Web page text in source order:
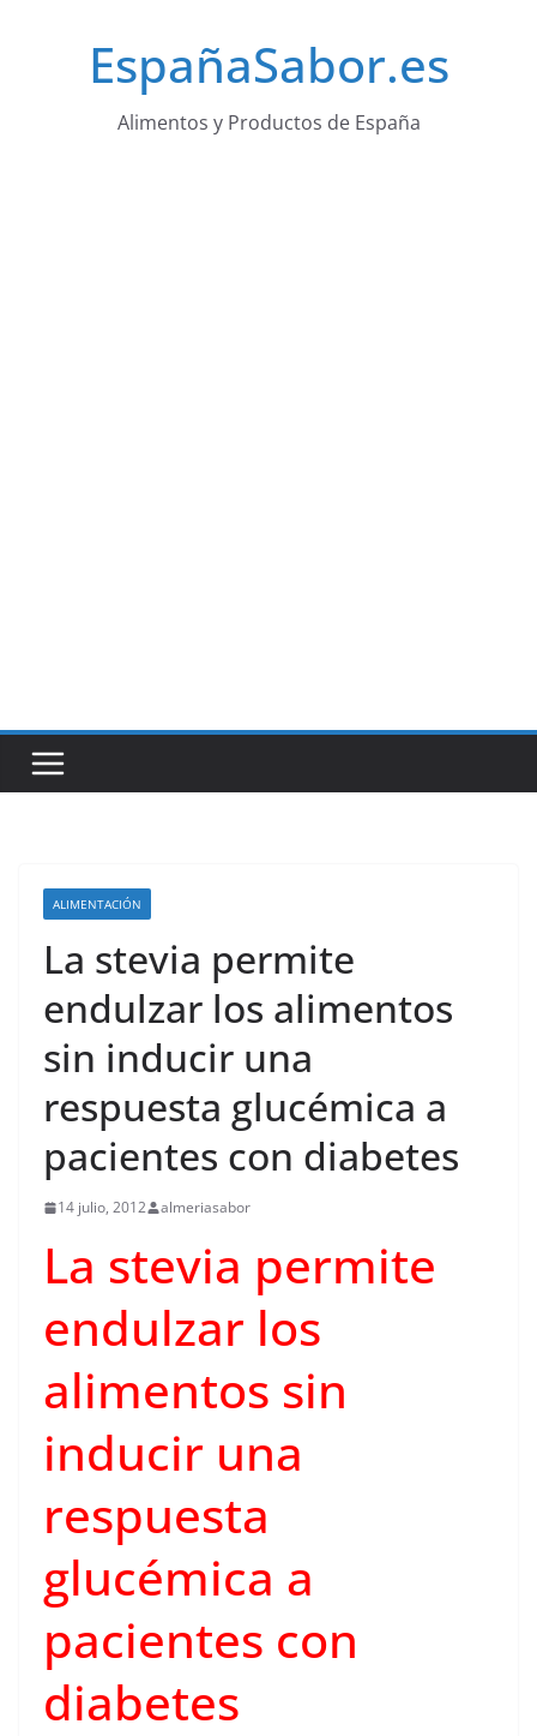
EspañaSabor.es
Alimentos y Productos de España
ALIMENTACIÓN
La stevia permite
endulzar los alimentos
sin inducir una
respuesta glucémica a
pacientes con diabetes
14 julio, 2012 almeriasabor
La stevia permite
endulzar los
alimentos sin
inducir una
respuesta
glucémica a
pacientes con
diabetes